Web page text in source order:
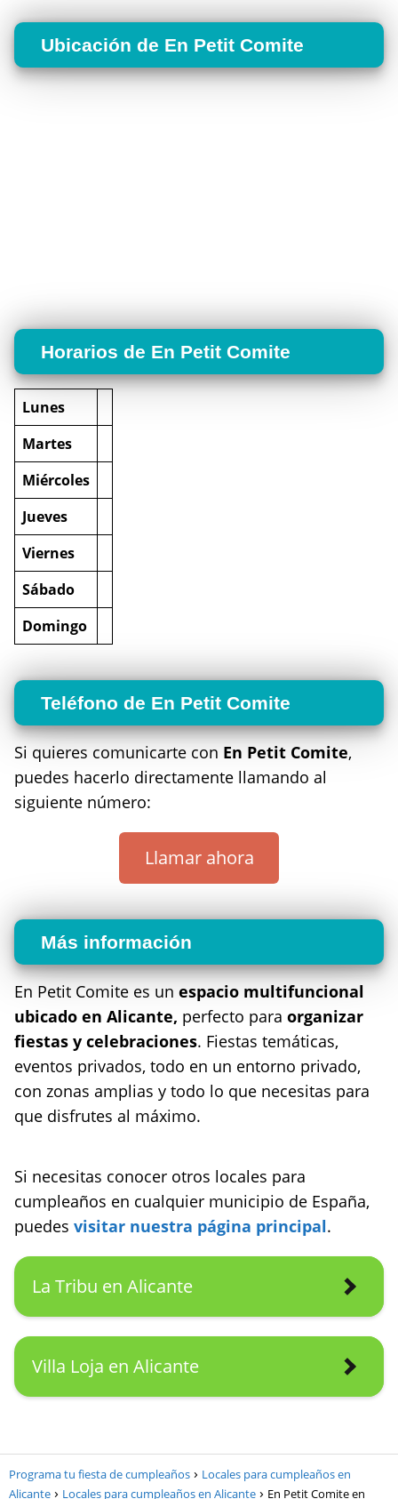
Ubicación de En Petit Comite
Horarios de En Petit Comite
Lunes
Martes
Miércoles
Jueves
Viernes
Sábado
Domingo
Teléfono de En Petit Comite
Si quieres comunicarte con En Petit Comite,
puedes hacerlo directamente llamando al
siguiente número:
Llamar ahora
Más información
En Petit Comite es un espacio multifuncional
ubicado en Alicante, perfecto para organizar
fiestas y celebraciones. Fiestas temáticas,
eventos privados, todo en un entorno privado,
con zonas amplias y todo lo que necesitas para
que disfrutes al máximo.
Si necesitas conocer otros locales para
cumpleaños en cualquier municipio de España,
puedes visitar nuestra página principal.
La Tribu en Alicante
Villa Loja en Alicante
Programa tu fiesta de cumpleaños
Locales para cumpleaños en
Alicante
Locales para cumpleaños en Alicante En Petit Comite en